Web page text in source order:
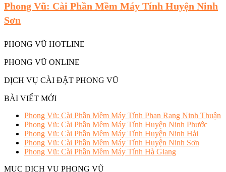
Phong Vũ: Cài Phần Mềm Máy Tính Huyện Ninh
Sơn
PHONG VŨ HOTLINE
PHONG VŨ ONLINE
DỊCH VỤ CÀI ĐẶT PHONG VŨ
BÀI VIẾT MỚI
Phong Vũ: Cài Phần Mềm Máy Tính Phan Rang Ninh Thuận
Phong Vũ: Cài Phần Mềm Máy Tính Huyện Ninh Phước
Phong Vũ: Cài Phần Mềm Máy Tính Huyện Ninh Hải
Phong Vũ: Cài Phần Mềm Máy Tính Huyện Ninh Sơn
Phong Vũ: Cài Phần Mềm Máy Tính Hà Giang
MỤC DỊCH VỤ PHONG VŨ